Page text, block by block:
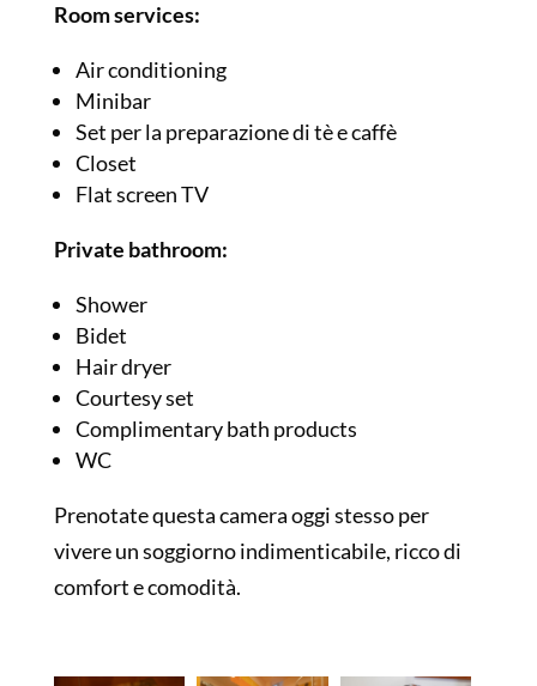
Room services:
Air conditioning
Minibar
Set per la preparazione di tè e caffè
Closet
Flat screen TV
Private bathroom:
Shower
Bidet
Hair dryer
Courtesy set
Complimentary bath products
WC
Prenotate questa camera oggi stesso per
vivere un soggiorno indimenticabile, ricco di
comfort e comodità.